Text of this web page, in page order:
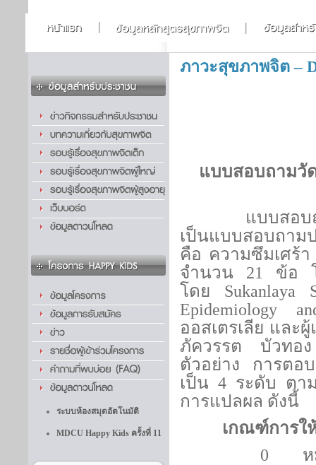
ระบบห้องสมุดอัตโนมัติ
MDCU Happy Kids ครั้งที่ 11
ภาวะสุขภาพจิต –
แบบสอบถามวั
แบบสอ
เป็นแบบสอบถาม
คือ ความซึมเศร้
จำนวน 21 ข้อ
โดย Sukanlaya
Epidemiology
ออสเตรเลีย แล
ภัควรรต บัวทอง
ตัวอย่าง การตอ
เป็น 4 ระดับ ต
การแปลผล ดังนี้
เกณฑ์การใ
0 หม